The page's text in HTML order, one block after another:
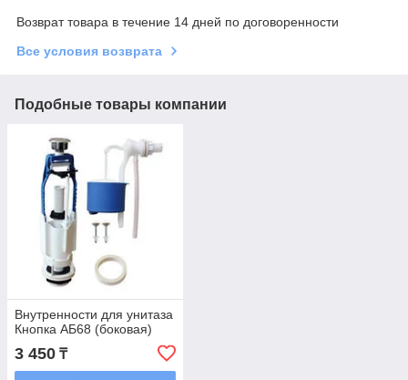
Возврат товара в течение 14 дней по договоренности
Все условия возврата
Подобные товары компании
Внутренности для унитаза
Кнопка АБ68 (боковая)
3 450 ₸